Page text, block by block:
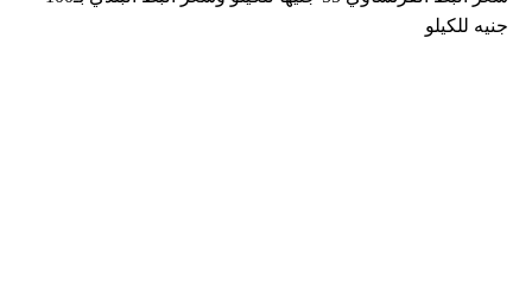
جنيه للكيلو